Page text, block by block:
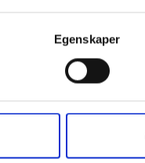
Egenskaper